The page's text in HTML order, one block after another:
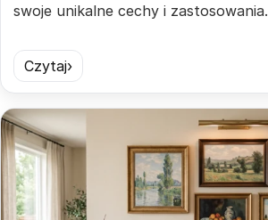
swoje unikalne cechy i zastosowania.
Czytaj